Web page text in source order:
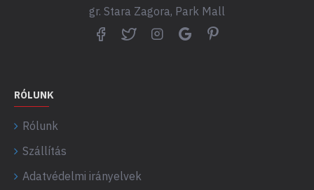
gr. Stara Zagora, Park Mall
RÓLUNK
Rólunk
Szállítás
Adatvédelmi irányelvek